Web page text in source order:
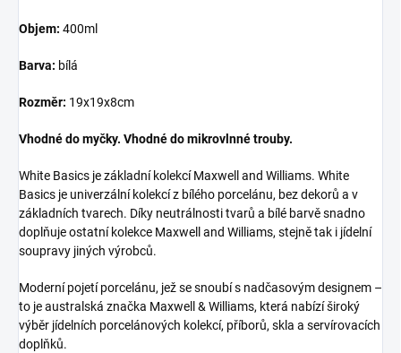
Objem: 400ml
Barva: bílá
Rozměr: 19x19x8cm
Vhodné do myčky. Vhodné do mikrovlnné trouby.
White Basics je základní kolekcí Maxwell and Williams. White
Basics je univerzální kolekcí z bílého porcelánu, bez dekorů a v
základních tvarech. Díky neutrálnosti tvarů a bílé barvě snadno
doplňuje ostatní kolekce Maxwell and Williams, stejně tak i jídelní
soupravy jiných výrobců.
Moderní pojetí porcelánu, jež se snoubí s nadčasovým designem –
to je australská značka Maxwell & Williams, která nabízí široký
výběr jídelních porcelánových kolekcí, příborů, skla a servírovacích
doplňků.